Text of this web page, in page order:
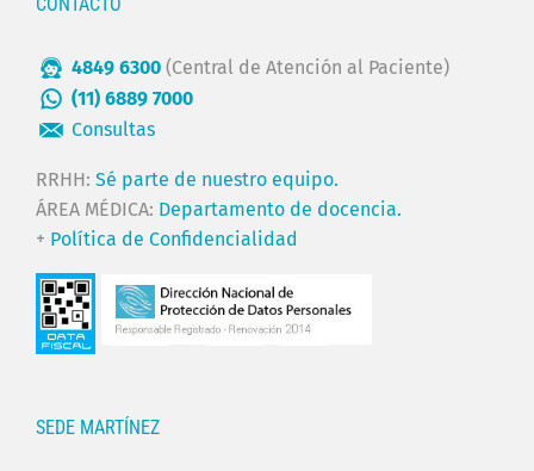
4849 6300 (Central de Atención al Paciente)
(11) 6889 7000
Consultas
RRHH: Sé parte de nuestro equipo.
ÁREA MÉDICA: Departamento de docencia.
+ Política de Confidencialidad
SEDE MARTÍNEZ